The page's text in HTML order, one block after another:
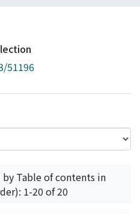
51196
Table of contents in
1-20 of 20